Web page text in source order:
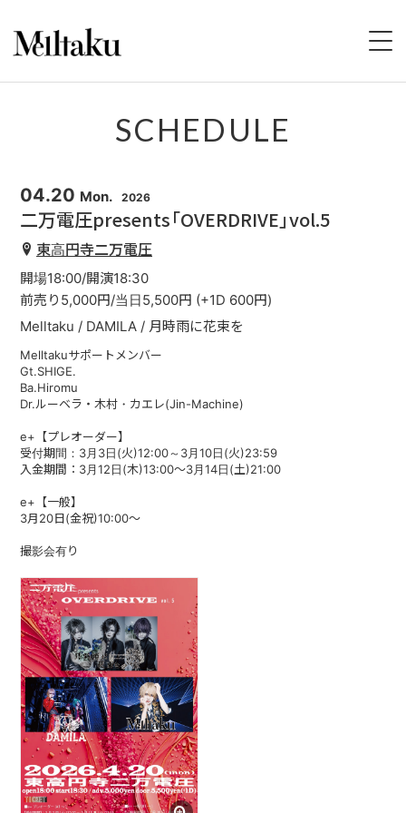
VIDEO
SCHEDULE
04.20 Mon. 2026
二万電圧presents「OVERDRIVE」vol.5
東高円寺二万電圧
開場18:00/開演18:30
前売り5,000円/当日5,500円 (+1D 600円)
Melltaku / DAMILA / 月時雨に花束を
Melltakuサポートメンバー
Gt.SHIGE.
Ba.Hiromu
Dr.ルーベラ・木村・カエレ(Jin-Machine)
e+【プレオーダー】
受付期間：3月3日(火)12:00～3月10日(火)23:59
入金期間：3月12日(木)13:00～3月14日(土)21:00
e+【一般】
3月20日(金祝)10:00～
撮影会有り